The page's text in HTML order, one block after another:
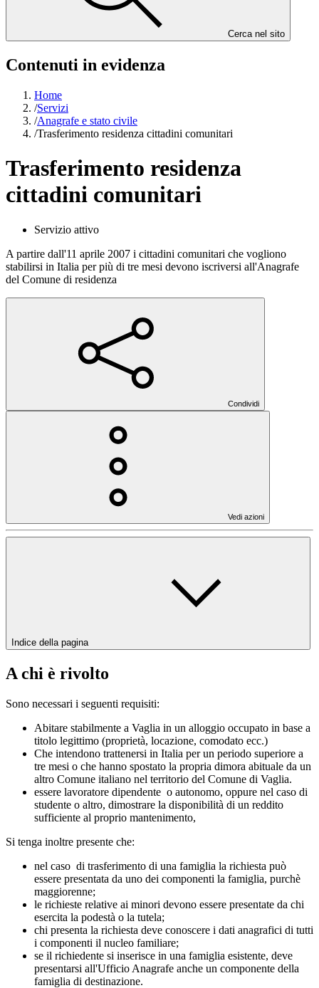
Cerca nel sito
Contenuti in evidenza
Home
/Servizi
/Anagrafe e stato civile
/Trasferimento residenza cittadini comunitari
Trasferimento residenza
cittadini comunitari
Servizio attivo
A partire dall'11 aprile 2007 i cittadini comunitari che vogliono
stabilirsi in Italia per più di tre mesi devono iscriversi all'Anagrafe
del Comune di residenza
Condividi
Vedi azioni
Indice della pagina
A chi è rivolto
Sono necessari i seguenti requisiti:
Abitare stabilmente a Vaglia in un alloggio occupato in base a
titolo legittimo (proprietà, locazione, comodato ecc.)
Che intendono trattenersi in Italia per un periodo superiore a
tre mesi o che hanno spostato la propria dimora abituale da un
altro Comune italiano nel territorio del Comune di Vaglia.
essere lavoratore dipendente o autonomo, oppure nel caso di
studente o altro, dimostrare la disponibilità di un reddito
sufficiente al proprio mantenimento,
Si tenga inoltre presente che:
nel caso di trasferimento di una famiglia la richiesta può
essere presentata da uno dei componenti la famiglia, purchè
maggiorenne;
le richieste relative ai minori devono essere presentate da chi
esercita la podestà o la tutela;
chi presenta la richiesta deve conoscere i dati anagrafici di tutti
i componenti il nucleo familiare;
se il richiedente si inserisce in una famiglia esistente, deve
presentarsi all'Ufficio Anagrafe anche un componente della
famiglia di destinazione.